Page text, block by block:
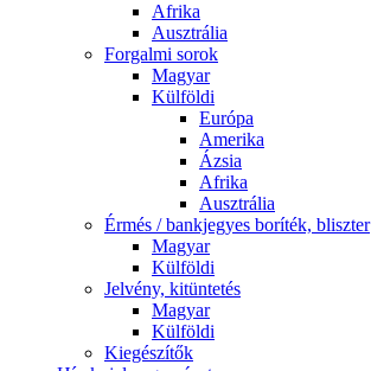
Afrika
Ausztrália
Forgalmi sorok
Magyar
Külföldi
Európa
Amerika
Ázsia
Afrika
Ausztrália
Érmés / bankjegyes boríték, bliszter
Magyar
Külföldi
Jelvény, kitüntetés
Magyar
Külföldi
Kiegészítők